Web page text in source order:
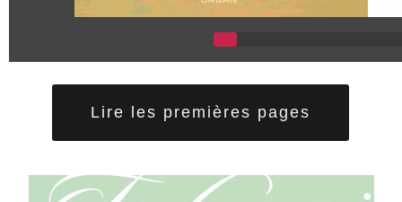
Lire les premières pages